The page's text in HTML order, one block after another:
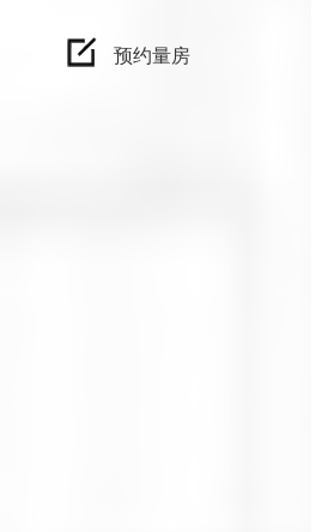
兴趣，设计作品
预约量房